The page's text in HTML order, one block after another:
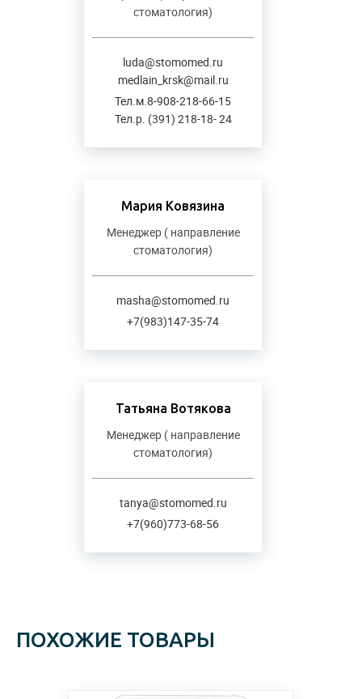
стоматология)
luda@stomomed.ru
medlain_krsk@mail.ru
Тел.м.8-908-218-66-15
Тел.р. (391) 218-18- 24
Мария Ковязина
Менеджер ( направление
стоматология)
masha@stomomed.ru
+7(983)147-35-74
Татьяна Вотякова
Менеджер ( направление
стоматология)
tanya@stomomed.ru
+7(960)773-68-56
ПОХОЖИЕ ТОВАРЫ